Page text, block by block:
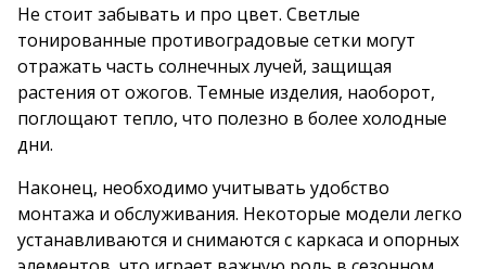
Не стоит забывать и про цвет. Светлые
тонированные противоградовые сетки могут
отражать часть солнечных лучей, защищая
растения от ожогов. Темные изделия, наоборот,
поглощают тепло, что полезно в более холодные
дни.
Наконец, необходимо учитывать удобство
монтажа и обслуживания. Некоторые модели легко
устанавливаются и снимаются с каркаса и опорных